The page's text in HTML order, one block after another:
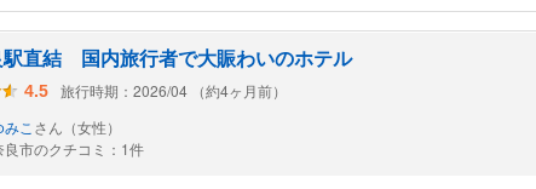
直結 国内旅行者で大賑わいのホテル
4.5
旅行時期：2026/04 （約4ヶ月前）
みこ さん（女性）
良市のクチコミ：1件